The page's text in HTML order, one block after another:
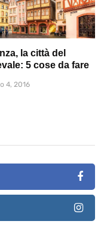
la città del
5 cose da fare
4, 2016